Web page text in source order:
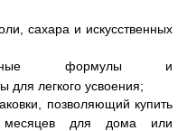
сахара и искусственных
формулы и
для легкого усвоения;
позволяющий купить
для дома или